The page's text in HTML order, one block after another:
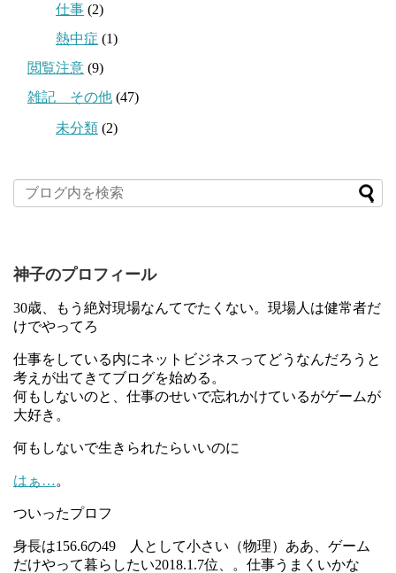
仕事 (2)
熱中症 (1)
閲覧注意 (9)
雑記 その他 (47)
未分類 (2)
神子のプロフィール
30歳、もう絶対現場なんてでたくない。現場人は健常者だ
けでやってろ
仕事をしている内にネットビジネスってどうなんだろうと
考えが出てきてブログを始める。
何もしないのと、仕事のせいで忘れかけているがゲームが
大好き。
何もしないで生きられたらいいのに
はぁ…。
ついったプロフ
身長は156.6の49 人として小さい（物理）ああ、ゲーム
だけやって暮らしたい2018.1.7位、。仕事うまくいかな